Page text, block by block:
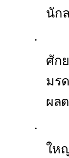
นัก
·
ศัก
มร
ผล
·
ให